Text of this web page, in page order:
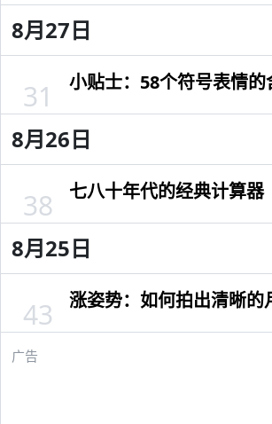
8月27日
小贴士：58个符号表情的
31
8月26日
七八十年代的经典计算器
38
8月25日
涨姿势：如何拍出清晰的
43
广告